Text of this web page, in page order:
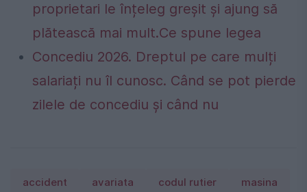
proprietari le înțeleg greșit și ajung să
plătească mai mult.Ce spune legea
Concediu 2026. Dreptul pe care mulți
salariați nu îl cunosc. Când se pot pierde
zilele de concediu și când nu
accident avariata codul rutier masina